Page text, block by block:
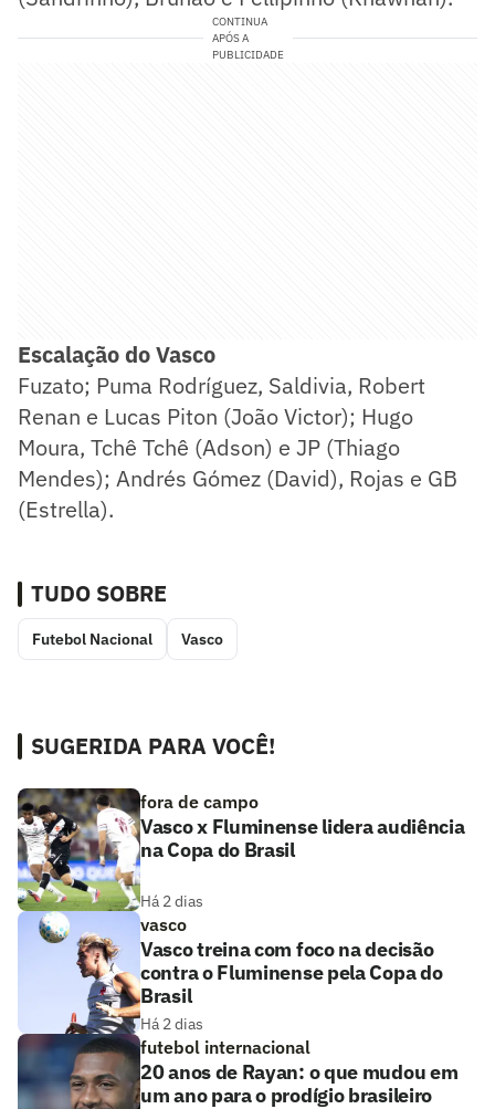
CONTINUA
APÓS A
PUBLICIDADE
Escalação do Vasco
Fuzato; Puma Rodríguez, Saldivia, Robert
Renan e Lucas Piton (João Victor); Hugo
Moura, Tchê Tchê (Adson) e JP (Thiago
Mendes); Andrés Gómez (David), Rojas e GB
(Estrella).
TUDO SOBRE
Futebol Nacional Vasco
SUGERIDA PARA VOCÊ!
fora de campo
Vasco x Fluminense lidera audiência
na Copa do Brasil
Há 2 dias
vasco
Vasco treina com foco na decisão
contra o Fluminense pela Copa do
Brasil
Há 2 dias
futebol internacional
20 anos de Rayan: o que mudou em
um ano para o prodígio brasileiro